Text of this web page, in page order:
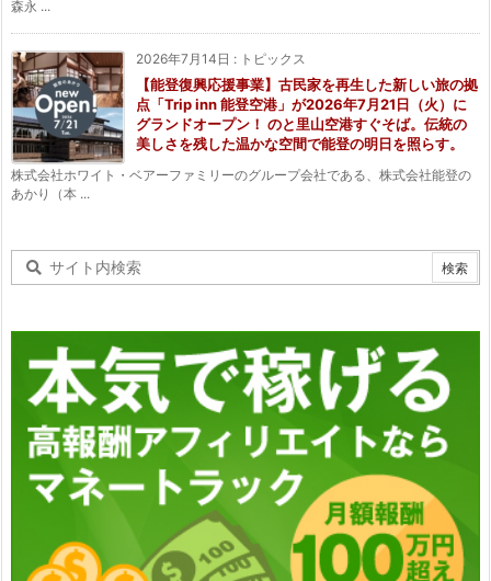
森永 ...
2026年7月14日 : トピックス
【能登復興応援事業】古民家を再生した新しい旅の拠
点「Trip inn 能登空港」が2026年7月21日（火）に
グランドオープン！ のと里山空港すぐそば。伝統の
美しさを残した温かな空間で能登の明日を照らす。
株式会社ホワイト・ベアーファミリーのグループ会社である、株式会社能登の
あかり（本 ...